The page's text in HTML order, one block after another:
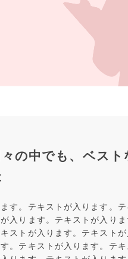
の中でも、ベスト
す。テキストが入ります。
入ります。テキストが入り
ストが入ります。テキスト
。テキストが入ります。テ